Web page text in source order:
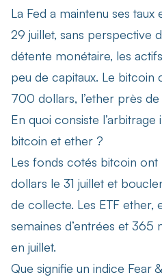
La Fed a maintenu ses
29 juillet, sans perspective
détente monétaire, les
peu de capitaux. Le bitcoin
700 dollars, l’ether près
En quoi consiste
bitcoin et ether ?
Les fonds cotés bitcoin
dollars le 31 juillet et
de collecte. Les ETF ether,
semaines d’entrées et 365
en juillet.
Que signifie un indice Fear